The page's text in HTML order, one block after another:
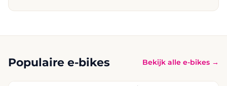
Populaire e-bikes Bekijk alle e-bikes →